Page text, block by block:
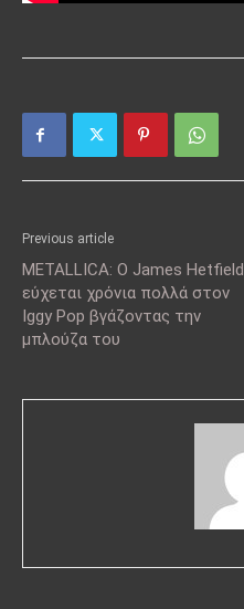
Previous article
METALLICA: Ο James Hetfield
εύχεται χρόνια πολλά στον
Iggy Pop βγάζοντας την
μπλούζα του